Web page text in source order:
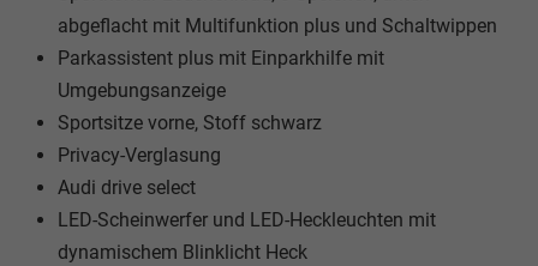
abgeflacht mit Multifunktion plus und Schaltwippen
Parkassistent plus mit Einparkhilfe mit
Umgebungsanzeige
Sportsitze vorne, Stoff schwarz
Privacy-Verglasung
Audi drive select
LED-Scheinwerfer und LED-Heckleuchten mit
dynamischem Blinklicht Heck